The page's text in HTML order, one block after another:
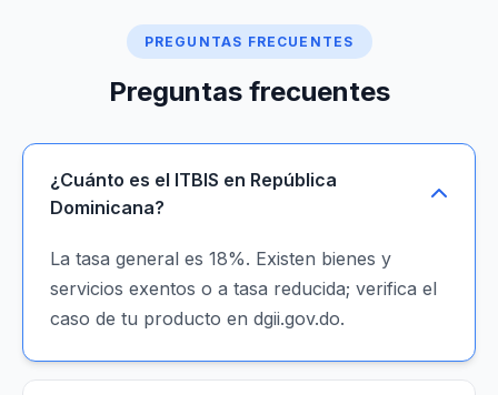
PREGUNTAS FRECUENTES
Preguntas frecuentes
¿Cuánto es el ITBIS en República
Dominicana?
La tasa general es 18%. Existen bienes y
servicios exentos o a tasa reducida; verifica el
caso de tu producto en dgii.gov.do.